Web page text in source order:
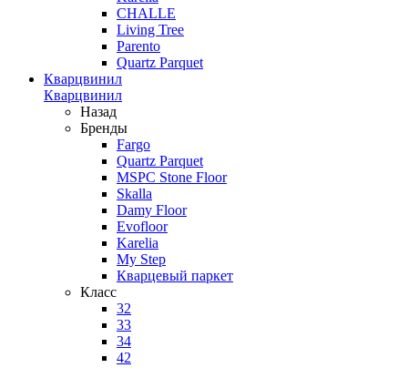
CHALLE
Living Tree
Parento
Quartz Parquet
Кварцвинил
Кварцвинил
Назад
Бренды
Fargo
Quartz Parquet
MSPC Stone Floor
Skalla
Damy Floor
Evofloor
Karelia
My Step
Кварцевый паркет
Класс
32
33
34
42